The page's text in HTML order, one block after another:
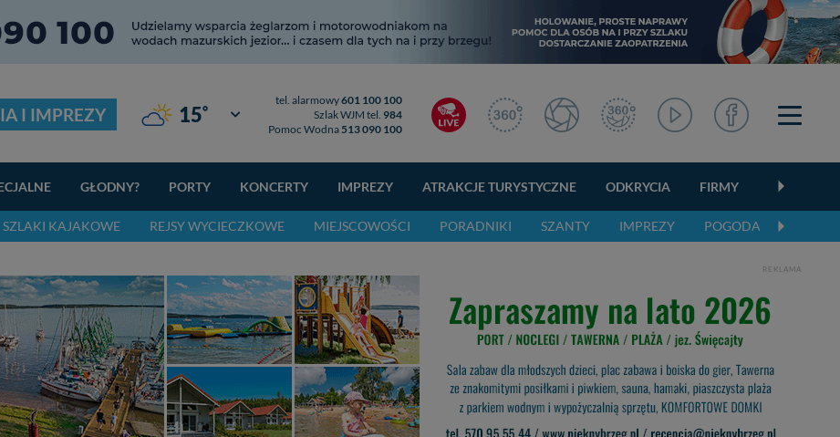
I IMPREZY 15° Giżycko
tel. alarmowy601 100 100
Szlak WJM tel. 984
Pomoc Wodna 513 090 100
GŁODNY? PORTY KONCERTY IMPREZY ATRAKCJE TURYSTYCZNE ODKRYCIA FIRMY
SZLAKI KAJAKOWE REJSY WYCIECZKOWE MIEJSCOWOŚCI PORADNIKI SZANTY IMPREZY POGODA
REKLAMA